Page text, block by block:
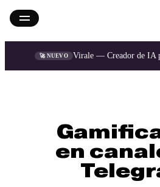
🚀 NUEVO Virale — Creador de IA
en